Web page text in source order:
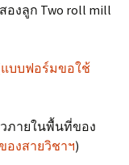
งลูก Two roll mill
แบบฟอร์มขอใช้
ภายในพื้นที่ของ
งสายวิชาฯ)